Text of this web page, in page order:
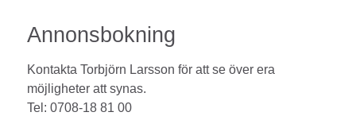
Annonsbokning
Kontakta Torbjörn Larsson för att se över era
möjligheter att synas.
Tel: 0708-18 81 00